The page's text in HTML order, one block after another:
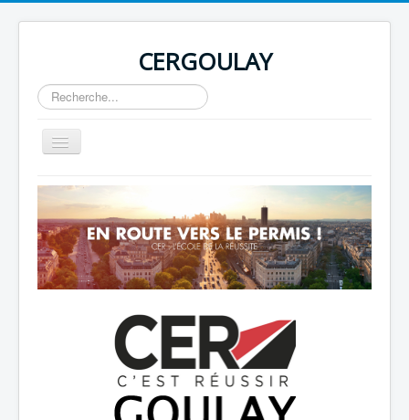
CERGOULAY
Rechercher
Basculer
la
Home
About
Author Login